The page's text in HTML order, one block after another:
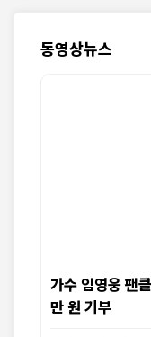
동영상뉴스
가수 임영웅 팬
만 원 기부